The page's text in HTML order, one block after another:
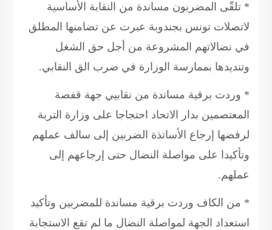
* تلقّى المضربون مساندة من النقابة الأساسية
لاتصلات تونس بجندوبة عبرت عن تضامنها المطلق
في نضالاتهم المشروعة من أجل حق الشغل
وتنديدها بممارسة الوزارة في ضرب الق النقابي.
* وردت برقية مساندة من نقابيي جهة قفصة
المعتصمين بدار الاتحاد احتجاجا على وزارة التربة
لرفضها إرجاع الأساتذة الضربين إلى سالف عملهم
وتأكيدا على مواصلة النضال حتى إرجاعهم إلى
عملهم.
* من الكاف وردت برقية مساندة للمضربين وتأكيد
استعداد الجهة لمواصلة النضال ما لم تقع الاستجابة